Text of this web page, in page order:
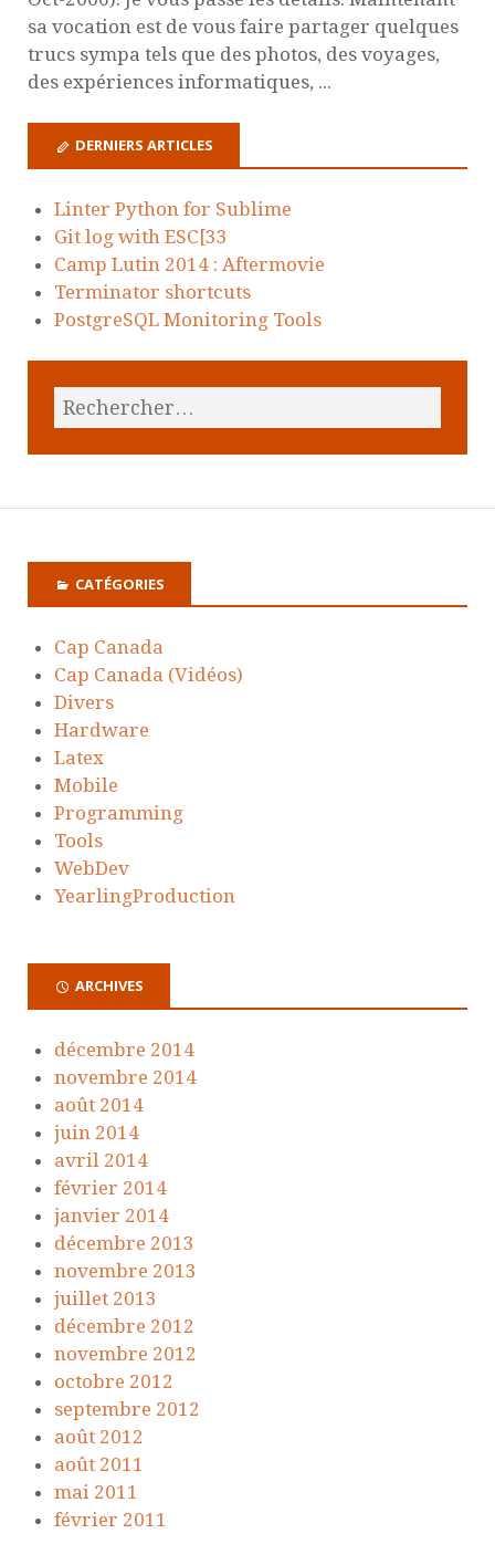
sa vocation est de vous faire partager quelques
trucs sympa tels que des photos, des voyages,
des expériences informatiques, ...
DERNIERS ARTICLES
Linter Python for Sublime
Git log with ESC[33
Camp Lutin 2014 : Aftermovie
Terminator shortcuts
PostgreSQL Monitoring Tools
CATÉGORIES
Cap Canada
Cap Canada (Vidéos)
Divers
Hardware
Latex
Mobile
Programming
Tools
WebDev
YearlingProduction
ARCHIVES
décembre 2014
novembre 2014
août 2014
juin 2014
avril 2014
février 2014
janvier 2014
décembre 2013
novembre 2013
juillet 2013
décembre 2012
novembre 2012
octobre 2012
septembre 2012
août 2012
août 2011
mai 2011
février 2011